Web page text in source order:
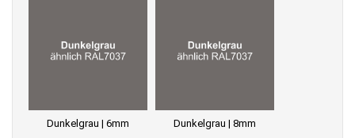
Dunkelgrau | 6mm Dunkelgrau | 8mm